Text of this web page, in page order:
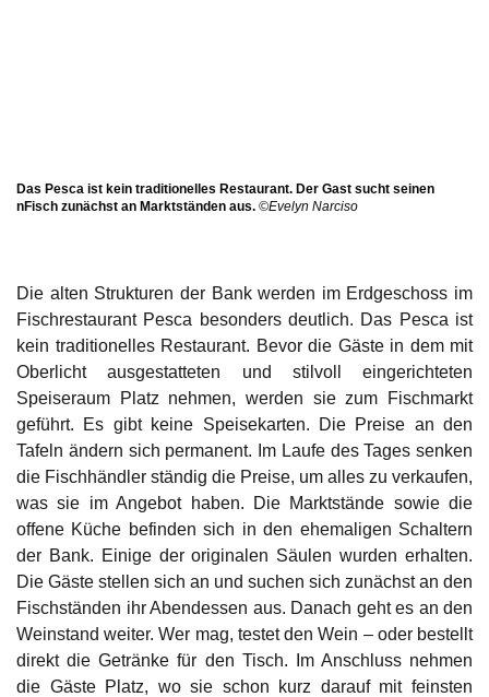
Das Pesca ist kein traditionelles Restaurant. Der Gast sucht seinen
nFisch zunächst an Marktständen aus. ©Evelyn Narciso
Die alten Strukturen der Bank werden im Erdgeschoss im
Fischrestaurant Pesca besonders deutlich. Das Pesca ist
kein traditionelles Restaurant. Bevor die Gäste in dem mit
Oberlicht ausgestatteten und stilvoll eingerichteten
Speiseraum Platz nehmen, werden sie zum Fischmarkt
geführt. Es gibt keine Speisekarten. Die Preise an den
Tafeln ändern sich permanent. Im Laufe des Tages senken
die Fischhändler ständig die Preise, um alles zu verkaufen,
was sie im Angebot haben. Die Marktstände sowie die
offene Küche befinden sich in den ehemaligen Schaltern
der Bank. Einige der originalen Säulen wurden erhalten.
Die Gäste stellen sich an und suchen sich zunächst an den
Fischständen ihr Abendessen aus. Danach geht es an den
Weinstand weiter. Wer mag, testet den Wein – oder bestellt
direkt die Getränke für den Tisch. Im Anschluss nehmen
die Gäste Platz, wo sie schon kurz darauf mit feinsten